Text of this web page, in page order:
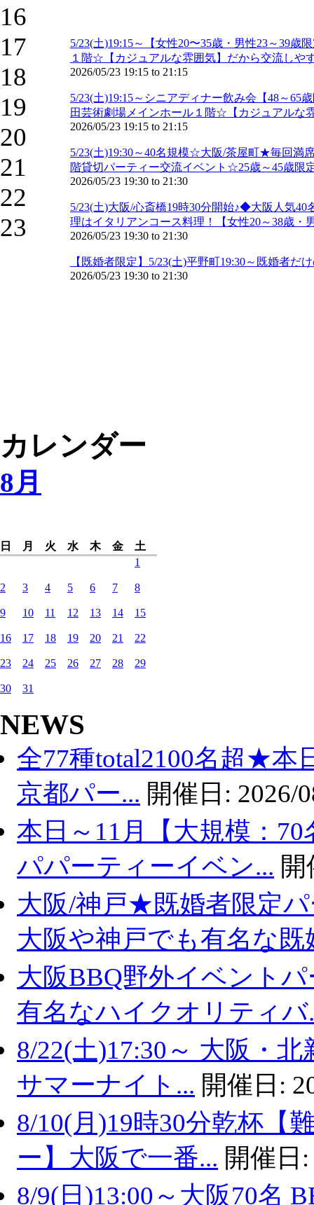
16
17
18
19
20
21
22
23
5/23(土)19:15～【女性20〜35歳・男性23～39
１階☆【カジュアルな雰囲気】だから交流し
2026/05/23 19:15 to 21:15
5/23(土)19:15～シニアディナー飲み会【48～
田芸術劇場メインホール１階☆【カジュアルな
2026/05/23 19:15 to 21:15
5/23(土)19:30～40名規模☆大阪/茶屋町★毎回満
階貸切パーティー交流イベント☆25歳～45歳限
2026/05/23 19:30 to 21:30
5/23(土)大阪/心斎橋19時30分開始♪◆大阪人気
理はイタリアンコース料理！【女性20～38歳・
2026/05/23 19:30 to 21:30
【既婚者限定】5/23(土)平野町19:30～既婚者
2026/05/23 19:30 to 21:30
カレンダー
8月
日 月 火 水 木 金
土
1
2 3 4 5 6 7 8
9 10 11 12 13 14 15
16 17 18 19 20 21 22
23 24 25 26 27 28 29
30 31
NEWS
全77種total2100名超★本
京都パー... 開催日: 2026/
本日～11月【大規模：
パパーティーイベン...
大阪/神戸★既婚者限定
大阪や神戸でも有名な既
大阪BBQ野外イベント
有名なハイクオリティバ
8/22(土)17:30～ 大阪・
サマーナイト... 開催日:
8/10(月)19時30分乾杯【
ー】大阪で一番... 開催日
8/9(日)13:00～大阪70名